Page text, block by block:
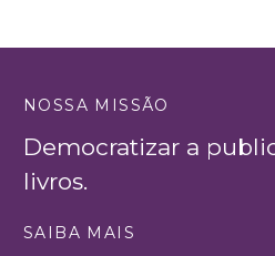
NOSSA MISSÃO
Democratizar a
livros.
SAIBA MAIS